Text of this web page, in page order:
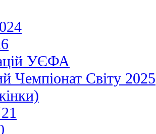
УЄФА
Чемпіонат Світу 2025